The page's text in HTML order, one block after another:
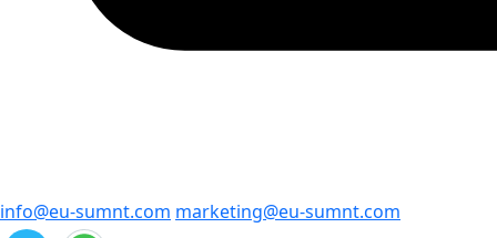
info@eu-sumnt.com marketing@eu-sumnt.com